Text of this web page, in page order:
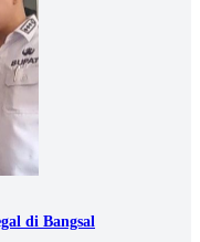
di Bangsal